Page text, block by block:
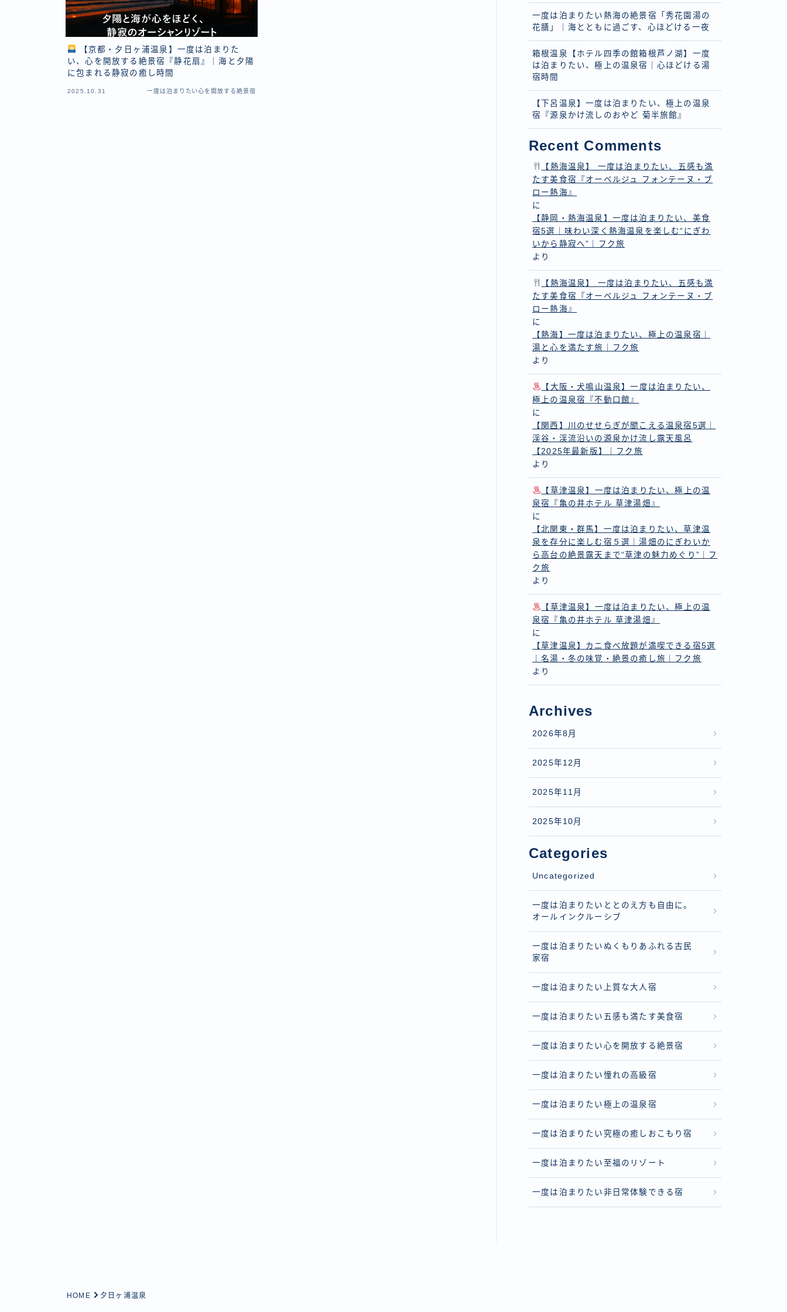
【京都・夕日ヶ浦温泉】一度は泊まりた
い、心を開放する絶景宿『静花扇』｜海と夕陽
に包まれる静寂の癒し時間
2025.10.31 一度は泊まりたい心を開放する絶景宿
一度は泊まりたい熱海の絶景宿「秀花園湯の
花膳」｜海とともに過ごす、心ほどける一夜
箱根温泉【ホテル四季の館箱根芦ノ湖】一度
は泊まりたい、極上の温泉宿｜心ほどける湯
宿時間
【下呂温泉】一度は泊まりたい、極上の温泉
宿『源泉かけ流しのおやど 菊半旅館』
Recent Comments
【熱海温泉】 一度は泊まりたい、五感も満
たす美食宿『オーベルジュ フォンテーヌ・ブ
ロー熱海』
に
【静岡・熱海温泉】一度は泊まりたい、美食
宿5選｜味わい深く熱海温泉を楽しむ“にぎわ
いから静寂へ”｜フク旅
より
【熱海温泉】 一度は泊まりたい、五感も満
たす美食宿『オーベルジュ フォンテーヌ・ブ
ロー熱海』
に
【熱海】一度は泊まりたい、極上の温泉宿｜
湯と心を満たす旅｜フク旅
より
【大阪・犬鳴山温泉】一度は泊まりたい、
極上の温泉宿『不動口館』
に
【関西】川のせせらぎが聞こえる温泉宿5選｜
渓谷・渓流沿いの源泉かけ流し露天風呂
【2025年最新版】｜フク旅
より
【草津温泉】一度は泊まりたい、極上の温
泉宿『亀の井ホテル 草津湯畑』
に
【北関東・群馬】一度は泊まりたい、草津温
泉を存分に楽しむ宿５選｜湯畑のにぎわいか
ら高台の絶景露天まで“草津の魅力めぐり”｜フ
ク旅
より
【草津温泉】一度は泊まりたい、極上の温
泉宿『亀の井ホテル 草津湯畑』
に
【草津温泉】カニ食べ放題が満喫できる宿5選
｜名湯・冬の味覚・絶景の癒し旅｜フク旅
より
Archives
2026年8月
2025年12月
2025年11月
2025年10月
Categories
Uncategorized
一度は泊まりたいととのえ方も自由に。
オールインクルーシブ
一度は泊まりたいぬくもりあふれる古民
家宿
一度は泊まりたい上質な大人宿
一度は泊まりたい五感も満たす美食宿
一度は泊まりたい心を開放する絶景宿
一度は泊まりたい憧れの高級宿
一度は泊まりたい極上の温泉宿
一度は泊まりたい究極の癒しおこもり宿
一度は泊まりたい至福のリゾート
一度は泊まりたい非日常体験できる宿
HOME 夕日ヶ浦温泉